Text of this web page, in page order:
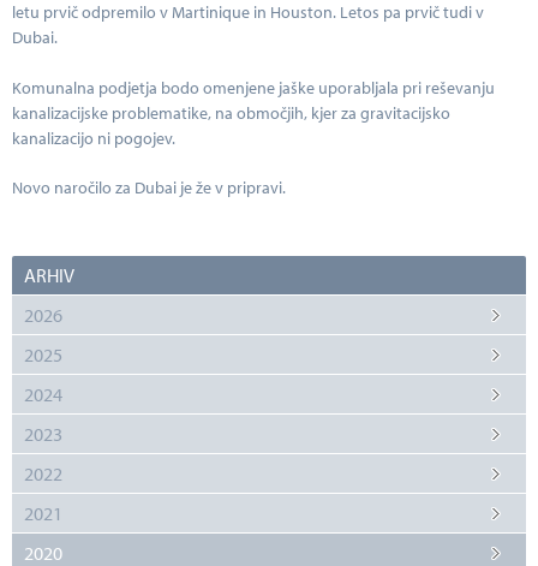
letu prvič odpremilo v Martinique in Houston. Letos pa prvič tudi v
Dubai.
Komunalna podjetja bodo omenjene jaške uporabljala pri reševanju
kanalizacijske problematike, na območjih, kjer za gravitacijsko
kanalizacijo ni pogojev.
Novo naročilo za Dubai je že v pripravi.
ARHIV
2026
2025
2024
2023
2022
2021
2020